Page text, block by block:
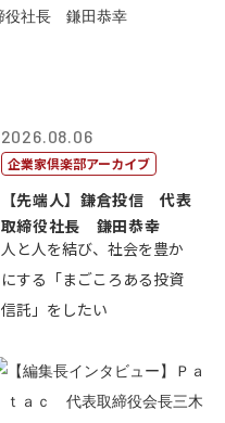
2026.08.06
企業家倶楽部アーカイブ
【先端人】鎌倉投信 代表
取締役社長 鎌田恭幸
人と人を結び、社会を豊か
にする「まごころある投資
信託」をしたい